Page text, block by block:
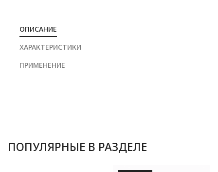
ОПИСАНИЕ
ХАРАКТЕРИСТИКИ
ПРИМЕНЕНИЕ
ПОПУЛЯРНЫЕ В РАЗДЕЛЕ